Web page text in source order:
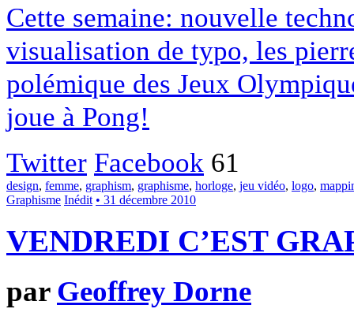
Cette semaine: nouvelle
visualisation de typo, les
polémique des Jeux
joue à Pong!
Twitter Facebook 61
design, femme, graphism, graphisme, horloge, jeu vidéo, logo,
Graphisme Inédit • 31 décembre 2010
VENDREDI C’EST
par Geoffrey Dorne